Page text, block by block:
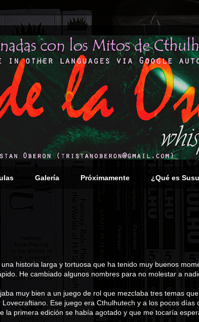
Galería Próximamente ¿Qué es
historia larga y tortuosa que ha tenido muy buenos
He cambiado algunos nombres para no molestar a
muy bien a un juego de rol que mezclaba tres temas que
Ese juego era Cthulhutech y a los pocos días
la primera edición se había agotado y que me tocaría